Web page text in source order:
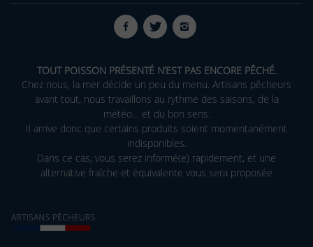
TOUT POISSON PRÉSENTÉ N’EST PAS ENCORE PÊCHÉ.
Chez nous, la mer décide un peu du menu. Artisans pêcheurs
avant tout, nous travaillons au rythme des saisons, de la
météo… et du bon sens.
Il arrive donc que certains produits soient momentanément
indisponibles.
Dans ce cas, vous serez informé(e) rapidement, et une
alternative fraîche et équivalente vous sera proposée